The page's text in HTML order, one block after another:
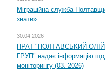
Міграційна служба
знати»
30.04.2026
ПРАТ "ПОЛТАВСЬКИЙ
ГРУП" надає інформацію
моніторингу (03. 2026)